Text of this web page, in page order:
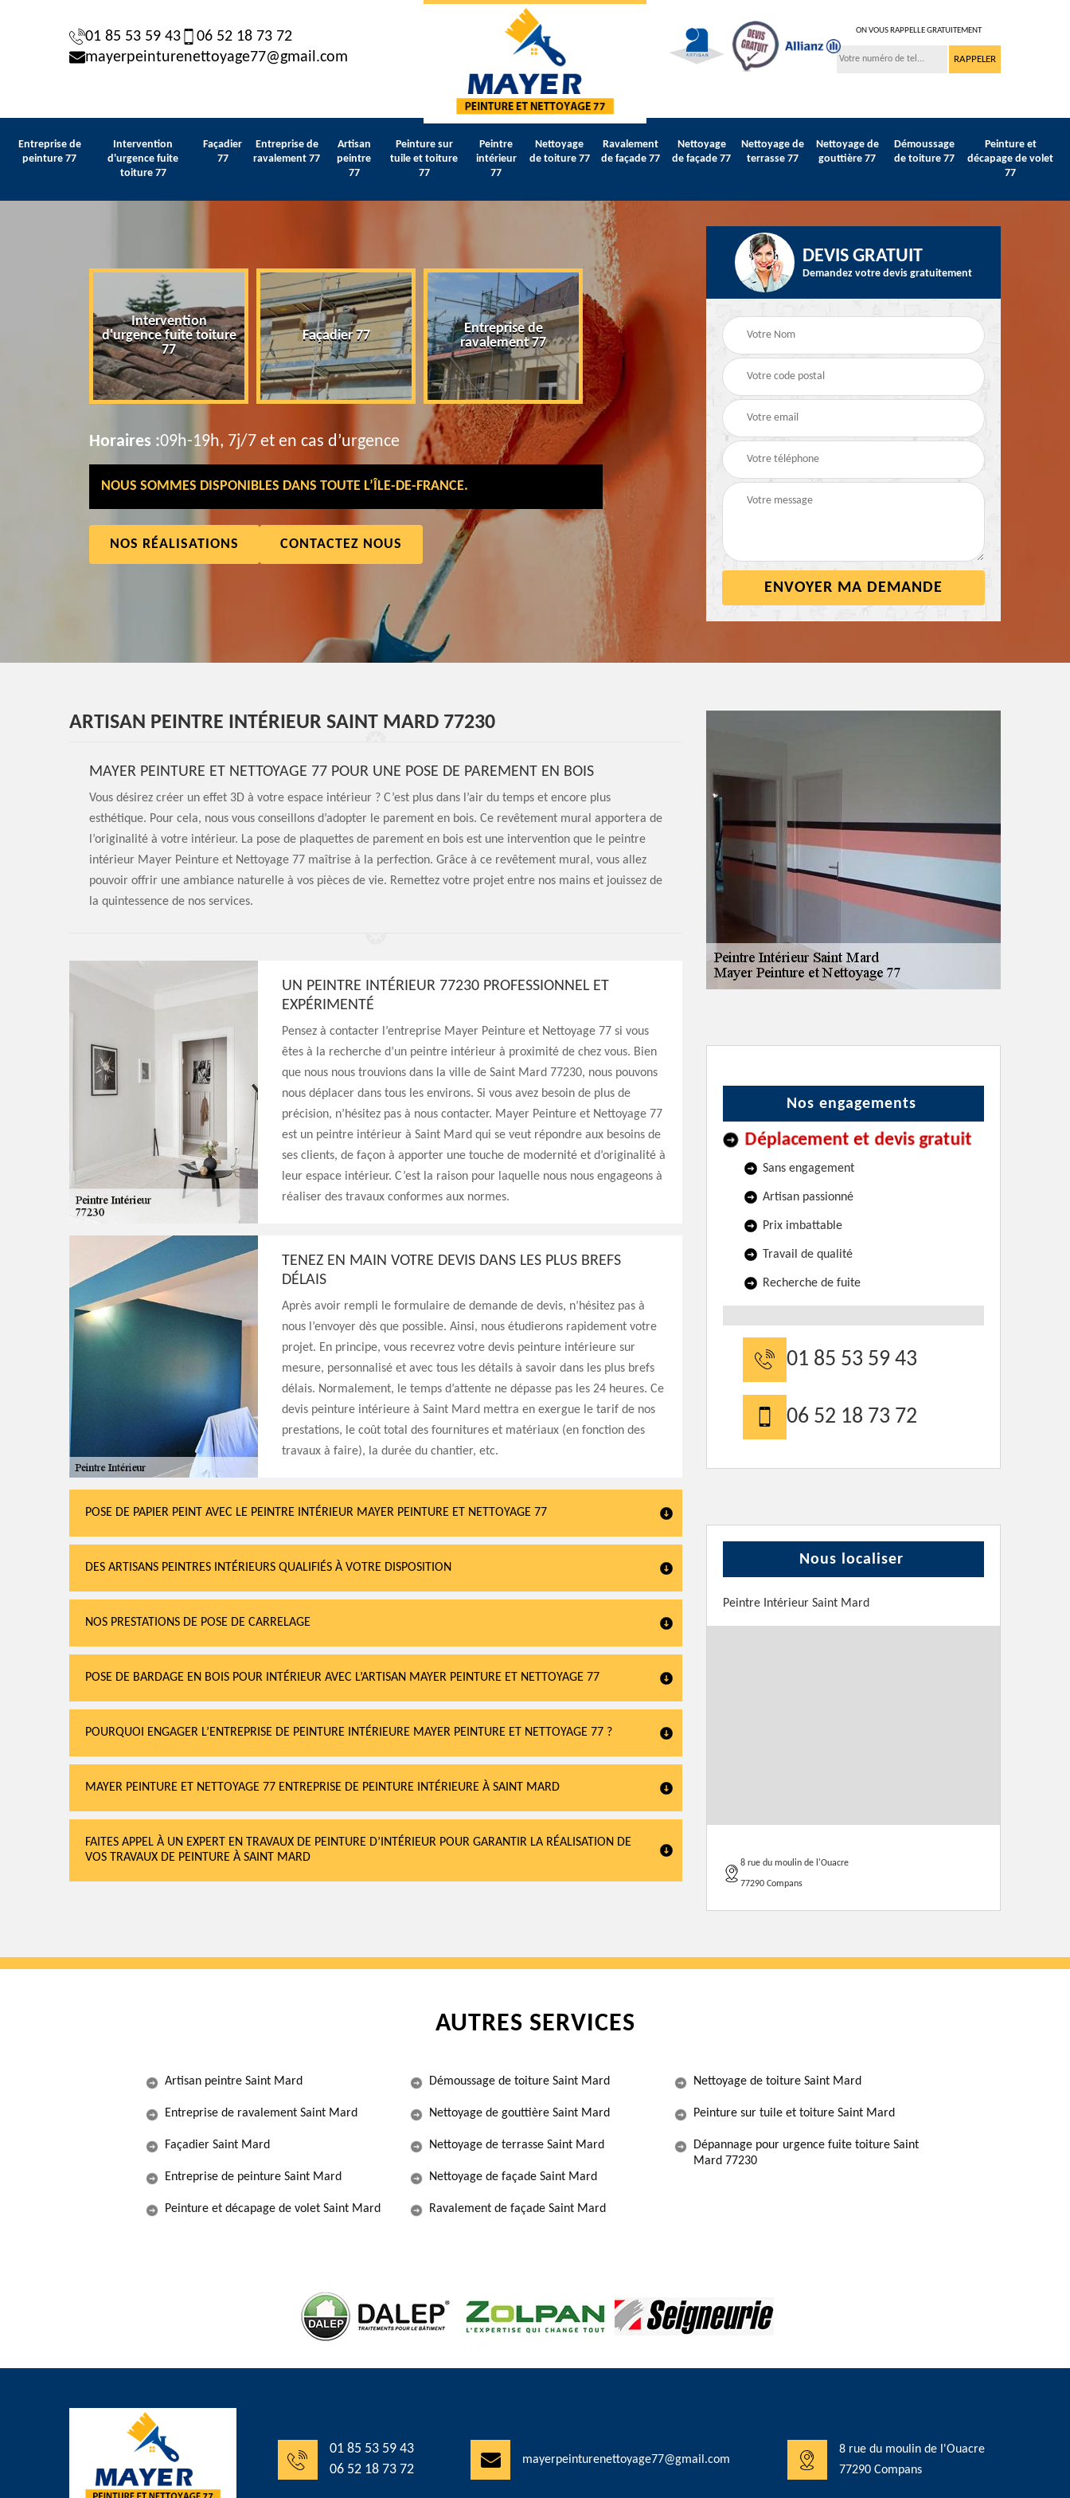
01 85 53 59 43
06 52 18 73 72
mayerpeinturenettoyage77@gmail.com
ON VOUS RAPPELLE GRATUITEMENT
Entreprise de
peinture 77
Intervention
d'urgence fuite
toiture 77
Façadier
77
Entreprise de
ravalement 77
Artisan
peintre
77
Peinture sur
tuile et toiture
77
Peintre
intérieur
77
Nettoyage
de toiture 77
Ravalement
de façade 77
Nettoyage
de façade 77
Nettoyage de
terrasse 77
Nettoyage de
gouttière 77
Démoussage
de toiture 77
Peinture et
décapage de volet
77
Intervention
d'urgence fuite toiture
77
Façadier 77
Entreprise de
ravalement 77
Artisan peintre 77
Peinture sur tuile et
Peintre intérieur 77
Horaires :09h-19h, 7j/7 et en cas d’urgence
NOUS SOMMES DISPONIBLES DANS TOUTE L’ÎLE-DE-FRANCE.
NOS RÉALISATIONS CONTACTEZ NOUS
DEVIS GRATUIT
Demandez votre devis gratuitement
ARTISAN PEINTRE INTÉRIEUR SAINT MARD 77230
MAYER PEINTURE ET NETTOYAGE 77 POUR UNE POSE DE PAREMENT EN BOIS
Vous désirez créer un effet 3D à votre espace intérieur ? C’est plus dans l’air du temps et encore plus
esthétique. Pour cela, nous vous conseillons d’adopter le parement en bois. Ce revêtement mural apportera de
l’originalité à votre intérieur. La pose de plaquettes de parement en bois est une intervention que le peintre
intérieur Mayer Peinture et Nettoyage 77 maîtrise à la perfection. Grâce à ce revêtement mural, vous allez
pouvoir offrir une ambiance naturelle à vos pièces de vie. Remettez votre projet entre nos mains et jouissez de
la quintessence de nos services.
UN PEINTRE INTÉRIEUR 77230 PROFESSIONNEL ET
EXPÉRIMENTÉ
Pensez à contacter l’entreprise Mayer Peinture et Nettoyage 77 si vous
êtes à la recherche d’un peintre intérieur à proximité de chez vous. Bien
que nous nous trouvions dans la ville de Saint Mard 77230, nous pouvons
nous déplacer dans tous les environs. Si vous avez besoin de plus de
précision, n’hésitez pas à nous contacter. Mayer Peinture et Nettoyage 77
est un peintre intérieur à Saint Mard qui se veut répondre aux besoins de
ses clients, de façon à apporter une touche de modernité et d’originalité à
leur espace intérieur. C’est la raison pour laquelle nous nous engageons à
réaliser des travaux conformes aux normes.
TENEZ EN MAIN VOTRE DEVIS DANS LES PLUS BREFS
DÉLAIS
Après avoir rempli le formulaire de demande de devis, n’hésitez pas à
nous l’envoyer dès que possible. Ainsi, nous étudierons rapidement votre
projet. En principe, vous recevrez votre devis peinture intérieure sur
mesure, personnalisé et avec tous les détails à savoir dans les plus brefs
délais. Normalement, le temps d’attente ne dépasse pas les 24 heures. Ce
devis peinture intérieure à Saint Mard mettra en exergue le tarif de nos
prestations, le coût total des fournitures et matériaux (en fonction des
travaux à faire), la durée du chantier, etc.
POSE DE PAPIER PEINT AVEC LE PEINTRE INTÉRIEUR MAYER PEINTURE ET NETTOYAGE 77
DES ARTISANS PEINTRES INTÉRIEURS QUALIFIÉS À VOTRE DISPOSITION
NOS PRESTATIONS DE POSE DE CARRELAGE
POSE DE BARDAGE EN BOIS POUR INTÉRIEUR AVEC L’ARTISAN MAYER PEINTURE ET NETTOYAGE 77
POURQUOI ENGAGER L’ENTREPRISE DE PEINTURE INTÉRIEURE MAYER PEINTURE ET NETTOYAGE 77 ?
MAYER PEINTURE ET NETTOYAGE 77 ENTREPRISE DE PEINTURE INTÉRIEURE À SAINT MARD
FAITES APPEL À UN EXPERT EN TRAVAUX DE PEINTURE D’INTÉRIEUR POUR GARANTIR LA RÉALISATION DE
VOS TRAVAUX DE PEINTURE À SAINT MARD
Nos engagements
Déplacement et devis gratuit
Sans engagement
Artisan passionné
Prix imbattable
Travail de qualité
Recherche de fuite
01 85 53 59 43
06 52 18 73 72
Nous localiser
Peintre Intérieur Saint Mard
8 rue du moulin de l'Ouacre
77290 Compans
AUTRES SERVICES
Artisan peintre Saint Mard
Entreprise de ravalement Saint Mard
Façadier Saint Mard
Entreprise de peinture Saint Mard
Peinture et décapage de volet Saint Mard
Démoussage de toiture Saint Mard
Nettoyage de gouttière Saint Mard
Nettoyage de terrasse Saint Mard
Nettoyage de façade Saint Mard
Ravalement de façade Saint Mard
Nettoyage de toiture Saint Mard
Peinture sur tuile et toiture Saint Mard
Dépannage pour urgence fuite toiture Saint
Mard 77230
01 85 53 59 43
06 52 18 73 72
mayerpeinturenettoyage77@gmail.com
8 rue du moulin de l'Ouacre
77290 Compans